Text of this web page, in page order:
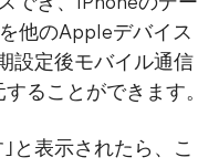
他のAppleデバイス
設定後モバイル通信
ることができます。
と表示されたら、こ